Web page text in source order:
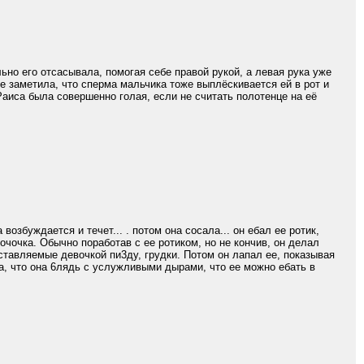
его отсасывала, помогая себе правой рукой, а левая рука уже
что сперма мальчика тоже выплёскивается ей в рот и
была совершенно голая, если не считать полотенце на её
и течет... . потом она сосала... он eбал ее ротик,
Обычно поработав с ее ротиком, но не кончив, он делал
девочкой пи3ду, грудки. Потом он лапал ее, показывая
что она 6лядь с услужливыми дырами, что ее можно eбать в